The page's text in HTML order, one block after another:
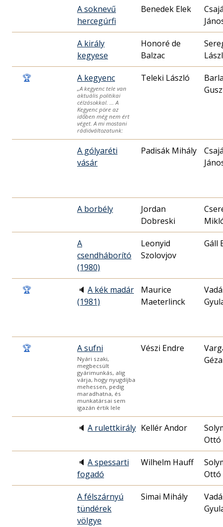
A soknevű
hercegúrfi
Benedek Elek
A király
kegyese
Honoré de
Balzac
🏆 A kegyenc
„A kegyenc tele van
aktuális politikai
célzásokkal. … A
Kegyenc pöre az
időben még nem ért
véget. A mi mostani
rádióváltozatunk:
Teleki László
A gólyaréti
vásár
Padisák Mihály
A borbély
Jordan
Dobreski
A
csendháborító
(1980)
Leonyid
Szolovjov
Gáll
🏆 🔈 A kék madár
(1981)
Maurice
Maeterlinck
🏆 A sufni
Nyári szaki,
megbecsült
gyárimunkás, alig
várja, hogy nyugdíjba
mehessen, pedig
maradhatna, és
munkatársai sem
igazán értik lele
Vészi Endre
Géza
🔈 A rulettkirály Kellér Andor
Ottó
🔈 A spessarti
fogadó
Wilhelm Hauff
Ottó
A félszárnyú
tündérek
völgye
Simai Mihály